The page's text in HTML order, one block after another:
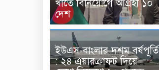
খাতে বিনিয়োগে আগ্রহী ১০
দেশ
ইউএস-বাংলার দশম বর্ষপূর্তি
: ২৪ এয়ারক্রাফট দিয়ে